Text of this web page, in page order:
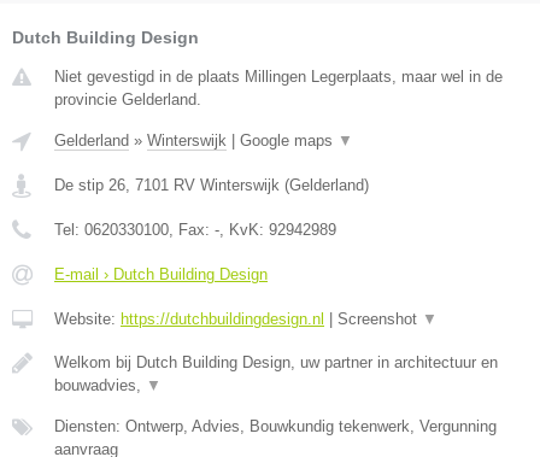
Dutch Building Design
Niet gevestigd in de plaats Millingen Legerplaats, maar wel in de
provincie Gelderland.
Gelderland » Winterswijk | Google maps ▼
De stip 26 7101 RV Winterswijk (Gelderland)
Tel: 0620330100 , Fax: - , KvK: 92942989
E-mail › Dutch Building Design
Website: https://dutchbuildingdesign.nl | Screenshot ▼
Welkom bij Dutch Building Design, uw partner in architectuur en
bouwadvies,
▼
Diensten: Ontwerp, Advies, Bouwkundig tekenwerk, Vergunning
aanvraag